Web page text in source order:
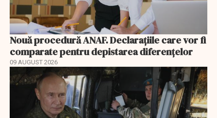
Nouă procedură ANAF. Declarațiile care vor fi
comparate pentru depistarea diferențelor
09 AUGUST 2026